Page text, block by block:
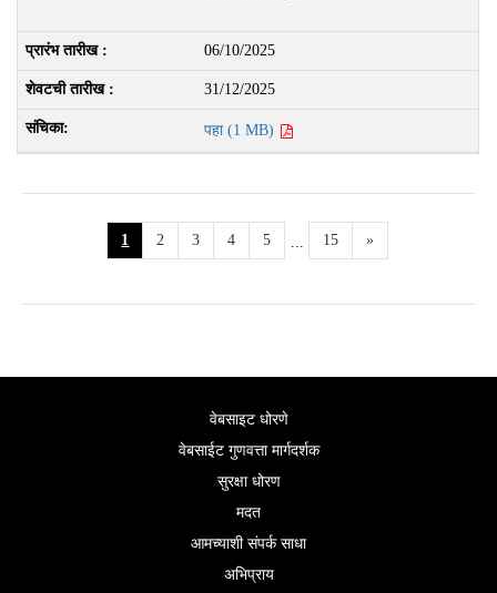
06/10/2025
31/12/2025
पहा (1 MB)
1 2 3 4 5 ... 15 »
वेबसाइट धोरणे
वेबसाईट गुणवत्ता मार्गदर्शक
सुरक्षा धोरण
मदत
आमच्याशी संपर्क साधा
अभिप्राय